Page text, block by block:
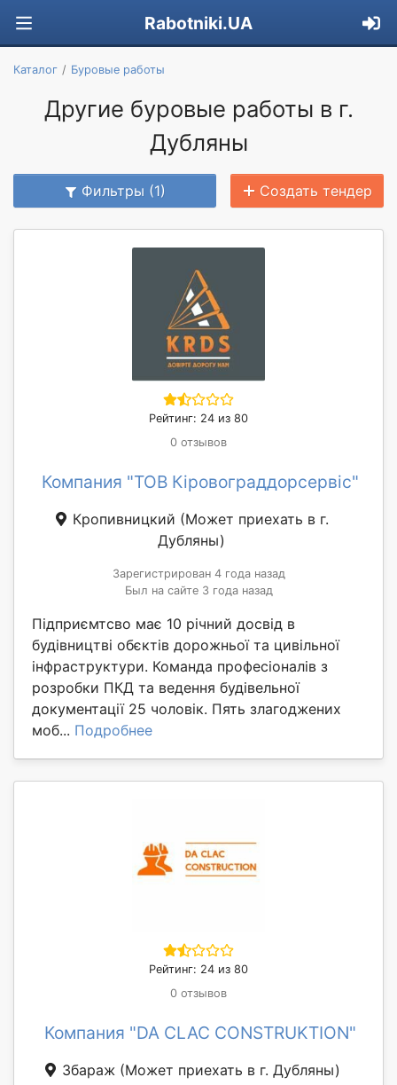
Rabotniki.UA
Каталог Буровые работы
Другие буровые работы в г.
Дубляны
Фильтры (1) Создать тендер
Рейтинг: 24 из 80
0 отзывов
Компания "ТОВ Кіровограддорсервіс"
Кропивницкий (Может приехать в г.
Дубляны)
Зарегистрирован 4 года назад
Был на сайте 3 года назад
Підприємтсво має 10 річний досвід в
будівництві обєктів дорожньої та цивільної
інфраструктури. Команда професіоналів з
розробки ПКД та ведення будівельної
документації 25 чоловік. Пять злагоджених
моб... Подробнее
Рейтинг: 24 из 80
0 отзывов
Компания "DA CLAC CONSTRUKTION"
Збараж (Может приехать в г. Дубляны)